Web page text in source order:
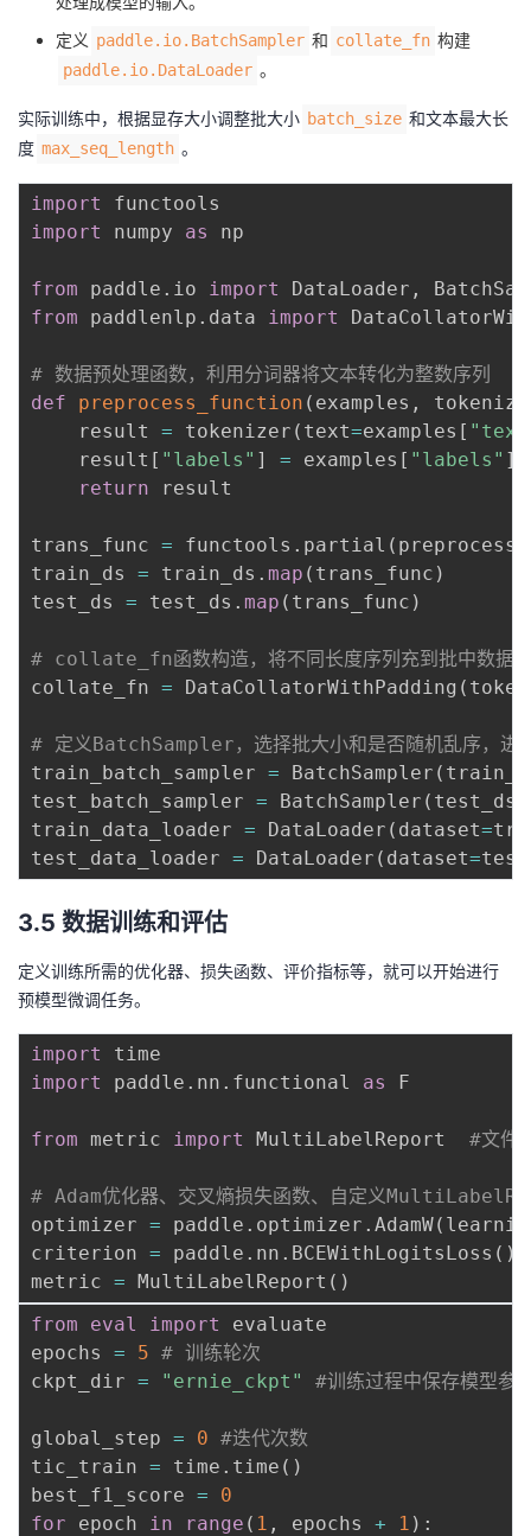
定义 paddle.io.BatchSampler 和 collate_fn 构建
paddle.io.DataLoader 。
实际训练中，根据显存大小调整批大小 batch_size 和文本最大长
度 max_seq_length 。
import
import
numpy as np
from paddle . io import DataLoader ,
from paddlenlp . data import
# 数据预处理函数，利用分词器将文本转化为整数序列
def
preprocess_function ( examples ,
    result
= tokenizer ( text=examples [
    result
[ "labels" ] = examples [ "labels" ]
return result
trans_func = functools . partial (
train_ds = train_ds . map ( trans_func )
test_ds = test_ds . map ( trans_func )
# collate_fn函数构造，将不同长度序列充到批中数据的
collate_fn = DataCollatorWithPadding (
# 定义BatchSampler，选择批大小和是否随机乱序，
train_batch_sampler = BatchSampler (
test_batch_sampler = BatchSampler ( test_ds
train_data_loader = DataLoader ( dataset=
test_data_loader = DataLoader ( dataset=
3.5 数据训练和评估
定义训练所需的优化器、损失函数、评价指标等，就可以开始进行
预模型微调任务。
import
import
paddle . nn . functional as F
from metric import MultiLabelReport #文件
# Adam优化器、交叉熵损失函数、自定义
optimizer = paddle . optimizer . AdamW(
criterion = paddle . nn . BCEWithLogitsLoss ( )
metric = MultiLabelReport ( )
from
eval import
evaluate
epochs = 5 # 训练轮次
ckpt_dir = "ernie_ckpt" #训练过程中保存模型参
global_step = 0 #迭代次数
tic_train = time . time ( )
best_f1_score =
0
for epoch in range ( 1 , epochs + 1 ) :